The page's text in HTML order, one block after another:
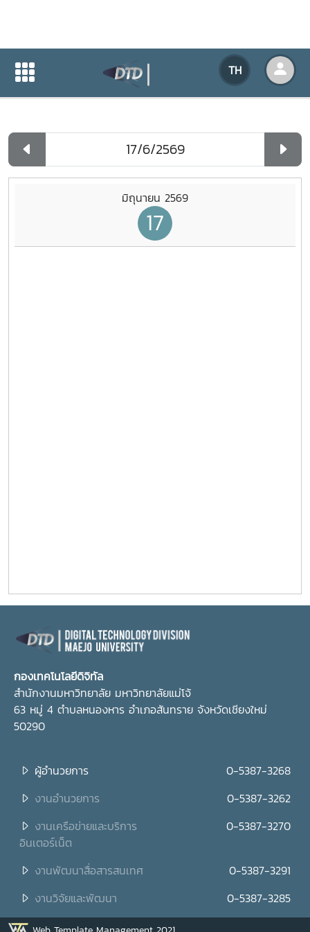
TH
ปฏิทินกิจกรรมของหน่วยงาน
ปฏิทินกิจกรรมของหน่วยงาน
มิถุนายน 2569
17
กองเทคโนโลยีดิจิทัล
สำนักงานมหาวิทยาลัย มหาวิทยาลัยแม่โจ้
63 หมู่ 4 ตำบลหนองหาร อำเภอสันทราย จังหวัดเชียงใหม่
50290
ผู้อำนวยการ
0-5387-3268
งานอำนวยการ
0-5387-3262
งานเครือข่ายและบริการ
อินเตอร์เน็ต
0-5387-3270
งานพัฒนาสื่อสารสนเทศ
0-5387-3291
งานวิจัยและพัฒนา
0-5387-3285